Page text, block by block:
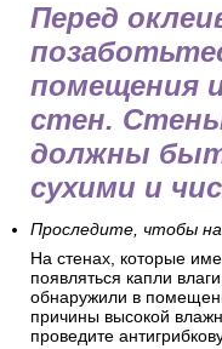
Перед
помещения
стен.
должны
сухими и
Проследите, чтобы
На стенах, которые
появляться капли
обнаружили в
причины высокой
проведите